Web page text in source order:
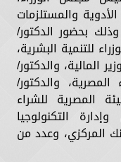
والمستلزمات
بحضور الدكتور/
للتنمية البشرية،
المالية، والدكتور/
والدكتور/
المصرية للشراء
التكنولوجيا
المركزي، وعدد من